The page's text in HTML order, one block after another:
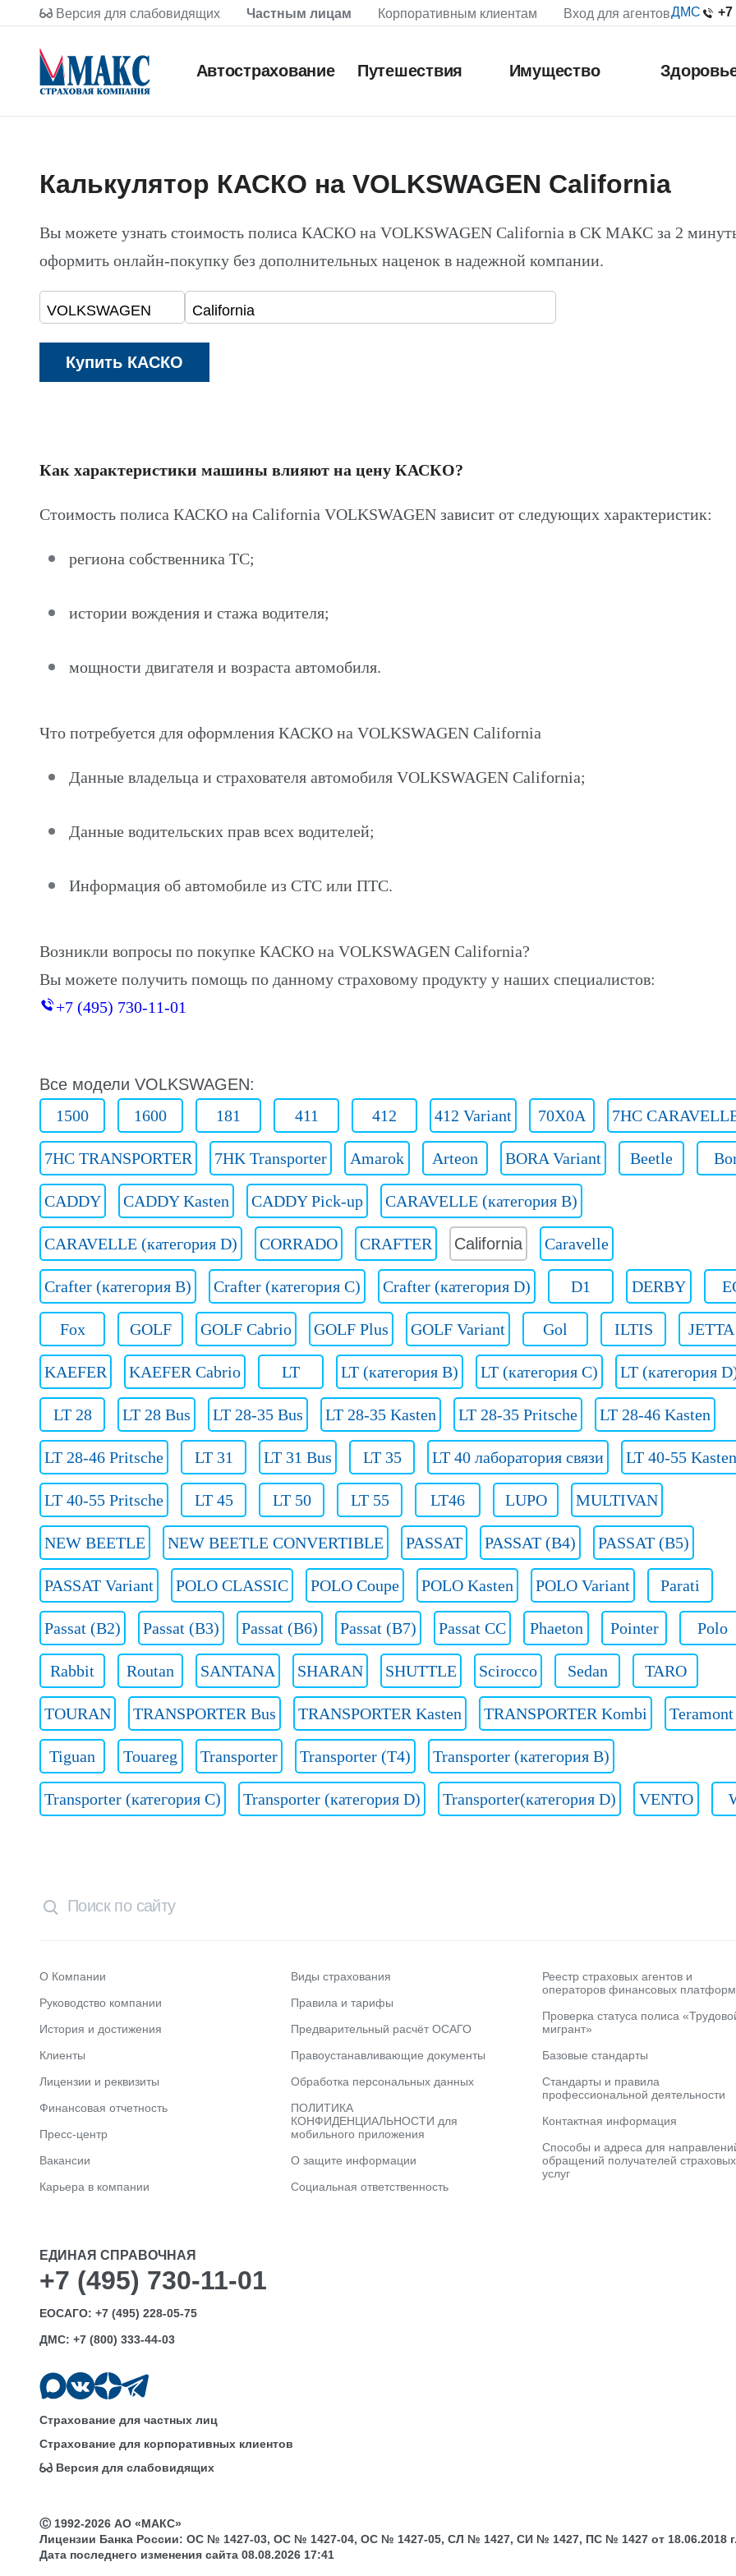
Версия для слабовидящих Частным лицам Корпоративным клиентам Вход для агентовДМС +7
Автострахование Путешествия Имущество
Калькулятор КАСКО на VOLKSWAGEN California
Вы можете узнать стоимость полиса КАСКО на VOLKSWAGEN California в СК МАКС за 2
оформить онлайн-покупку без дополнительных наценок в надежной компании.
Как характеристики машины влияют на цену КАСКО?
Стоимость полиса КАСКО на California VOLKSWAGEN зависит от следующих характеристик:
региона собственника ТС;
истории вождения и стажа водителя;
мощности двигателя и возраста автомобиля.
Что потребуется для оформления КАСКО на VOLKSWAGEN California
Данные владельца и страхователя автомобиля VOLKSWAGEN California;
Данные водительских прав всех водителей;
Информация об автомобиле из СТС или ПТС.
Возникли вопросы по покупке КАСКО на VOLKSWAGEN California?
Вы можете получить помощь по данному страховому продукту у наших специалистов:
+7 (495) 730-11-01
Все модели VOLKSWAGEN:
1500
1600 181 411 412 412 Variant 70X0A 7HC
7HC TRANSPORTER 7HK Transporter Amarok Arteon BORA Variant Beetle
CADDY CADDY Kasten CADDY Pick-up CARAVELLE (категория B)
CARAVELLE (категория D) CORRADO CRAFTER California Caravelle
Crafter (категория B) Crafter (категория C) Crafter (категория D) D1 DERBY
Fox GOLF GOLF Cabrio GOLF Plus GOLF Variant Gol ILTIS JETTA
KAEFER KAEFER Cabrio LT LT (категория B) LT (категория C) LT (категория
LT 28 LT 28 Bus LT 28-35 Bus LT 28-35 Kasten LT 28-35 Pritsche LT 28-46 Kasten
LT 28-46 Pritsche LT 31 LT 31 Bus LT 35 LT 40 лаборатория связи LT 40-55 Kasten
LT 40-55 Pritsche LT 45 LT 50 LT 55 LT46 LUPO MULTIVAN
NEW BEETLE NEW BEETLE CONVERTIBLE PASSAT PASSAT (B4) PASSAT (B5)
PASSAT Variant POLO CLASSIC POLO Coupe POLO Kasten POLO Variant Parati
Passat (B2) Passat (B3) Passat (B6) Passat (B7) Passat CC Phaeton Pointer Polo
Rabbit Routan SANTANA SHARAN SHUTTLE Scirocco Sedan TARO
TOURAN TRANSPORTER Bus TRANSPORTER Kasten TRANSPORTER Kombi Teramont
Tiguan Touareg Transporter Transporter (T4) Transporter (категория B)
Transporter (категория C) Transporter (категория D) Transporter(категория D) VENTO
О Компании
Руководство компании
История и достижения
Клиенты
Лицензии и реквизиты
Финансовая отчетность
Пресс-центр
Вакансии
Карьера в компании
Виды страхования
Правила и тарифы
Предварительный расчёт ОСАГО
Правоустанавливающие документы
Обработка персональных данных
ПОЛИТИКА
КОНФИДЕНЦИАЛЬНОСТИ для
мобильного приложения
О защите информации
Социальная ответственность
Реестр страховых агентов и
операторов финансовых платформ
Проверка статуса полиса
мигрант»
Базовые стандарты
Стандарты и правила
профессиональной деятельности
Контактная информация
Способы и адреса для
обращений получателей страховых
услуг
ЕДИНАЯ СПРАВОЧНАЯ
+7 (495) 730-11-01
ЕОСАГО: +7 (495) 228-05-75
ДМС: +7 (800) 333-44-03
Страхование для частных лиц
Страхование для корпоративных клиентов
Версия для слабовидящих
Ⓒ 1992-2026 АО «МАКС»
Лицензии Банка России: ОС № 1427-03, ОС № 1427-04, ОС № 1427-05, СЛ № 1427, СИ № 1427, ПС № 1427 от 18.06.2018
Дата последнего изменения сайта 08.08.2026 17:41